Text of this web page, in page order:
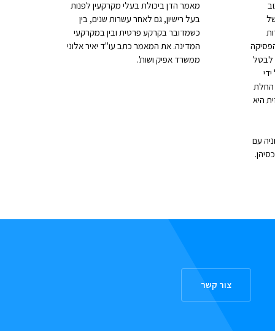
לבטל
החלת
היא
עם
מאמר הדן ביכולת בעלי מקרקעין לפנות
בעל רישיון, גם לאחר עשרות שנים, בין
כשמדובר בקרקע פרטית ובין במקרקעי
המדינה. את המאמר כתב עו"ד יאיר אלוני
ממשרד אפיק ושות'.
צור קשר